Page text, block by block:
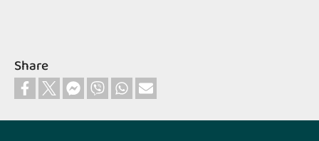
Share